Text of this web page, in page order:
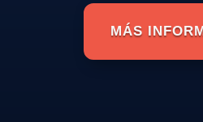
MÁS